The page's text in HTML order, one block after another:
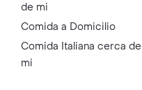
de mi
Comida a Domicilio
Comida Italiana cerca de
mi